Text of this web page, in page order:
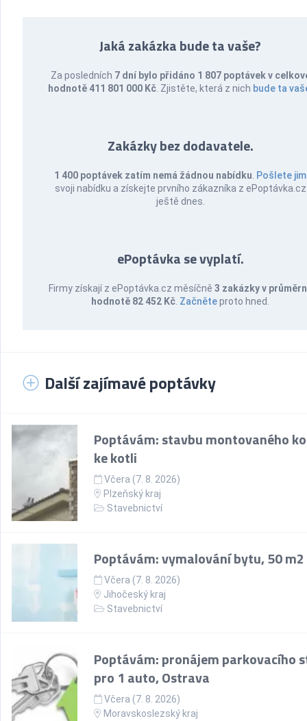
Jaká zakázka bude ta vaše?
Za posledních 7 dní bylo přidáno 1 807 poptávek v
hodnotě 411 801 000 Kč . Zjistěte, která z nich bude ta
Zakázky bez dodavatele.
1 400 poptávek zatím nemá žádnou nabídku Pošlete jim
svoji nabídku a získejte prvního zákazníka z ePoptávka.cz
ještě dnes.
ePoptávka se vyplatí.
Firmy získají z ePoptávka.cz měsíčně 3 zakázky v
hodnotě 82 452 Kč Začněteproto hned.
Další zajímavé poptávky
Poptávám: stavbu montovaného
ke kotli
Včera (7. 8. 2026)
Plzeňský kraj
Stavebnictví
Poptávám: vymalování bytu, 50 m2
Včera (7. 8. 2026)
Jihočeský kraj
Stavebnictví
Poptávám: pronájem parkovacího
pro 1 auto, Ostrava
Včera (7. 8. 2026)
Moravskoslezský kraj